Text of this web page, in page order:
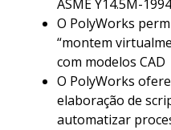
ASME Y14.5M-1994
O PolyWorks
“montem
com modelos CAD
O PolyWorks
elaboração de
automatizar